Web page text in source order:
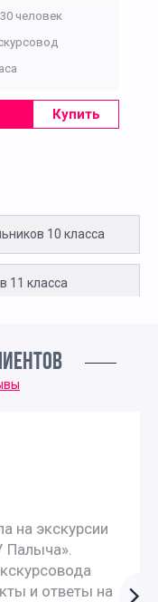
человек
Купить
10 класса
11 класса
6 класса в
в Москве
средней школы
на экскурсии
Палыча».
и ответы на